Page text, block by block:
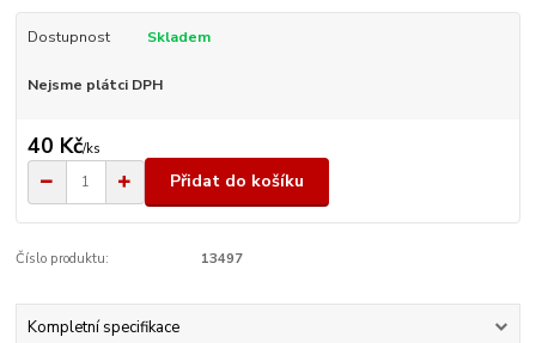
Dostupnost Skladem
Nejsme plátci DPH
40 Kč/ks
Přidat do košíku
Číslo produktu: 13497
Kompletní specifikace